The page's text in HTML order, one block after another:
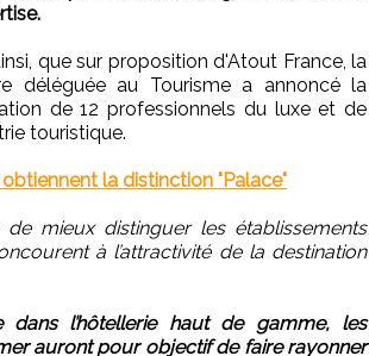
que sur proposition d'Atout France, la
déléguée au Tourisme a annoncé la
de 12 professionnels du luxe et de
touristique.
la distinction "Palace"
mieux distinguer les établissements
à l’attractivité de la destination
dans l’hôtellerie haut de gamme, les
auront pour objectif de faire rayonner